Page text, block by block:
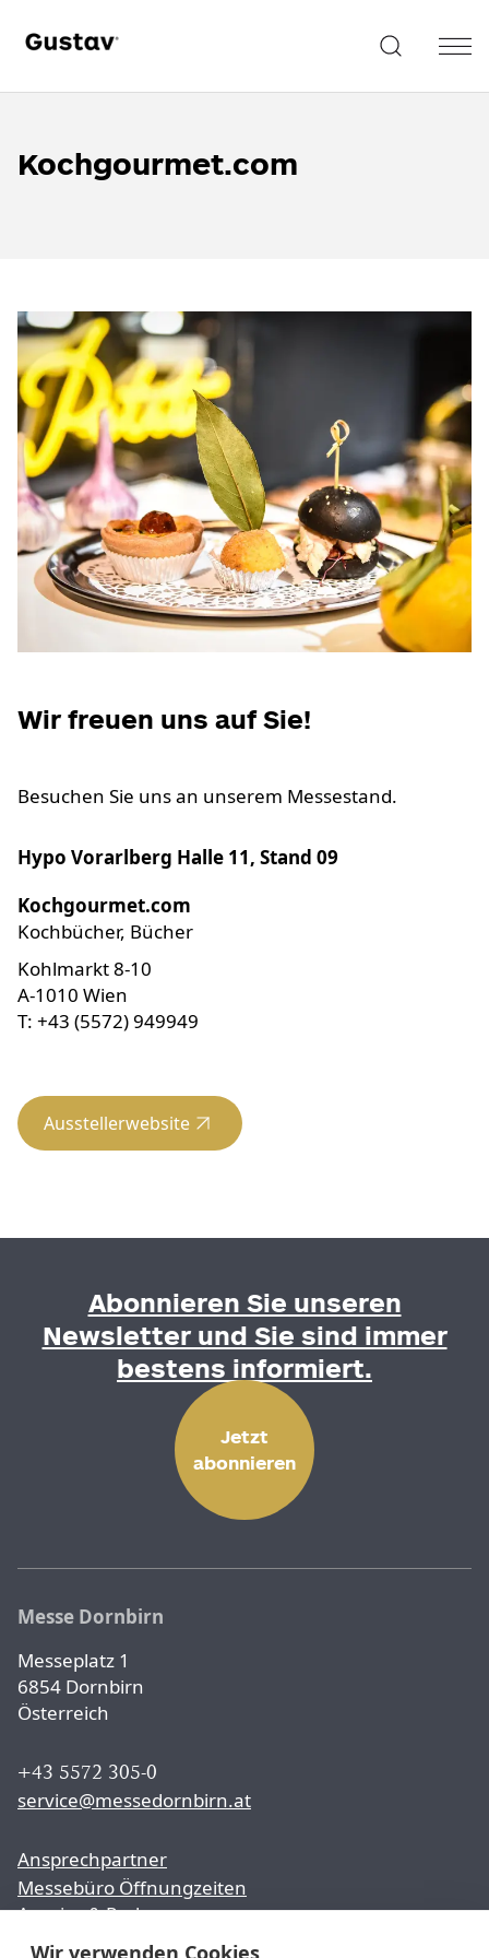
Kochgourmet.com
Wir freuen uns auf Sie!
Besuchen Sie uns an unserem Messestand.
Hypo Vorarlberg Halle 11, Stand 09
Kochgourmet.com
Kochbücher, Bücher
Kohlmarkt 8-10
A-1010 Wien
T: +43 (5572) 949949
Ausstellerwebsite
Abonnieren Sie unseren
Newsletter und Sie sind immer
bestens informiert.
Jetzt
abonnieren
Messe Dornbirn
Messeplatz 1
6854 Dornbirn
Österreich
+43 5572 305-0
service@messedornbirn.at
Ansprechpartner
Messebüro Öffnungzeiten
Anreise & Parken
Wir verwenden Cookies